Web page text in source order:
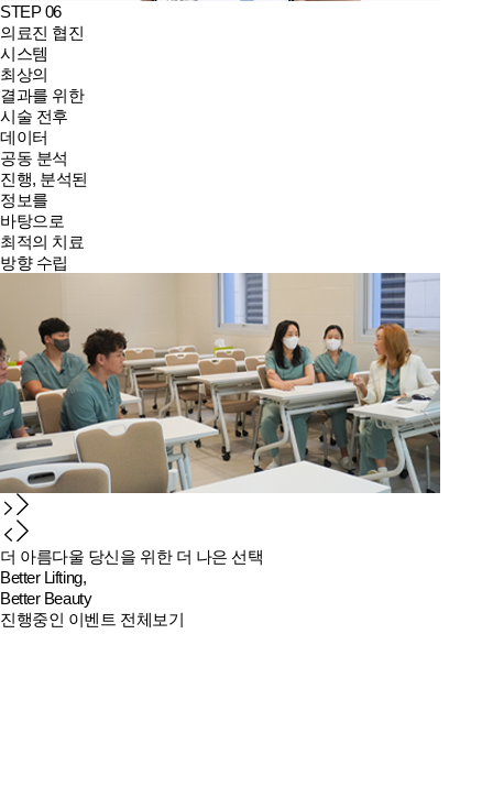
STEP 06
의료진 협진
시스템
최상의
결과를 위한
시술 전후
데이터
공동 분석
진행, 분석된
정보를
바탕으로
최적의 치료
방향 수립
더 아름다울 당신을 위한 더 나은 선택
Better Lifting,
Better Beauty
진행중인 이벤트 전체보기